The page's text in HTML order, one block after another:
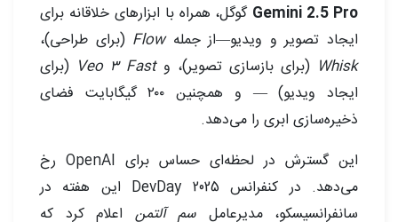
Gemini 2.5 Pro گوگل، همراه با ابزارهای خلاقانه برای
ایجاد تصویر و ویدیو—از جملهFlow (برای طراحی)،
Whisk (برای بازسازی تصویر)، وVeo 3 Fast (برای
ایجاد ویدیو) — و همچنین ۲۰۰ گیگابایت فضای
ذخیره‌سازی ابری را می‌دهد.
این گسترش در لحظه‌ای حساس برای OpenAI رخ
می‌دهد. در کنفرانس DevDay 2025 این هفته در
سانفرانسیسکو، مدیرعامل سم آلتمن اعلام کرد که